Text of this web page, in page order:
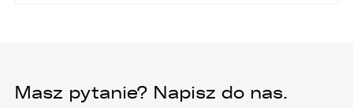
Masz pytanie? Napisz do nas.